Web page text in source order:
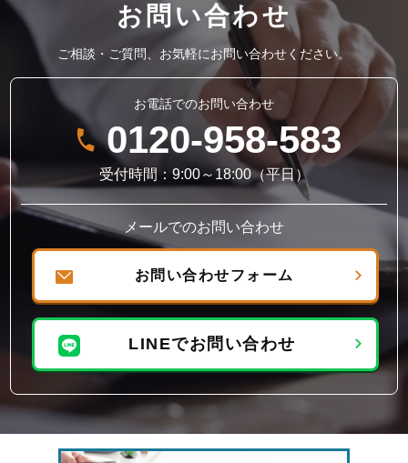
お問い合わせ
ご相談・ご質問、お気軽にお問い合わせください。
お電話でのお問い合わせ
0120-958-583
受付時間：9:00～18:00（平日）
メールでのお問い合わせ
お問い合わせフォーム
LINEでお問い合わせ